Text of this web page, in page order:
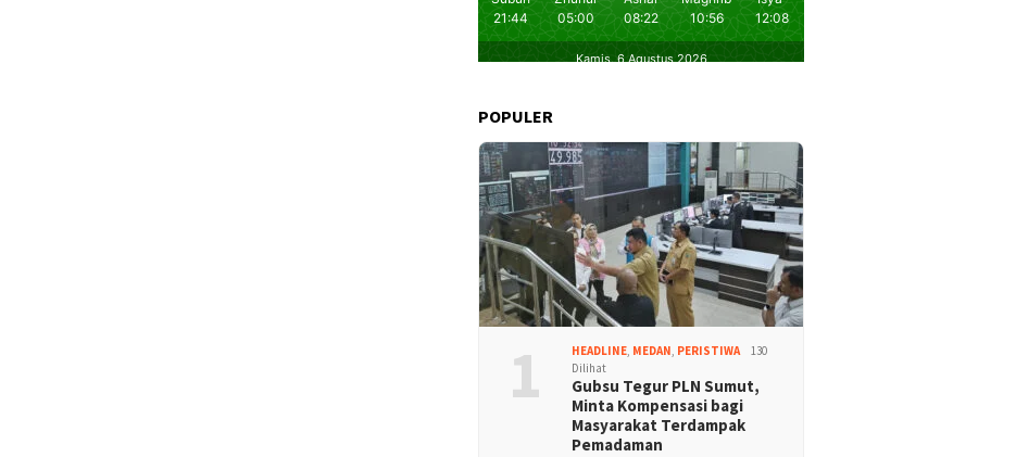
POPULER
1 HEADLINE, MEDAN, PERISTIWA
130
Dilihat
Gubsu Tegur PLN Sumut,
Minta Kompensasi bagi
Masyarakat Terdampak
Pemadaman